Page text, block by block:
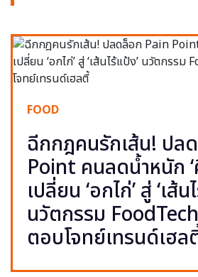
FOOD
ฉีกกฎคนรักเส้น! ปล
Point คนลดน้ำหนัก ‘
เปลี่ยน ‘อกไก่’ สู่ ‘เส้น
นวัตกรรม
ตอบโจทย์เทรนด์เฮล